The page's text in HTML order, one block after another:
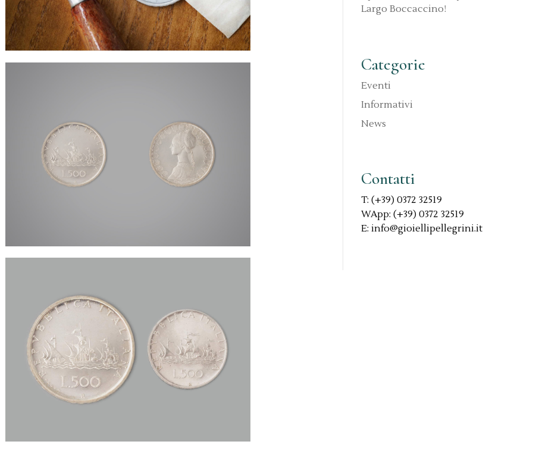
Largo Boccaccino!
Categorie
Eventi
Informativi
News
Contatti
T: (+39) 0372 32519
WApp: (+39) 0372 32519
E: info@gioiellipellegrini.it